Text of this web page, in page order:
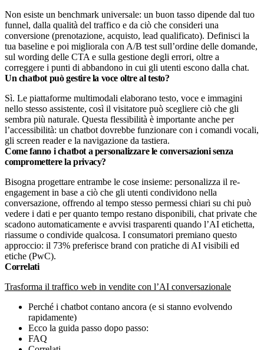
Non esiste un benchmark universale: un buon tasso dipende dal tuo
funnel, dalla qualità del traffico e da ciò che consideri una
conversione (prenotazione, acquisto, lead qualificato). Definisci la
tua baseline e poi migliorala con A/B test sull’ordine delle domande,
sul wording delle CTA e sulla gestione degli errori, oltre a
correggere i punti di abbandono in cui gli utenti escono dalla chat.
Un chatbot può gestire la voce oltre al testo?
Sì. Le piattaforme multimodali elaborano testo, voce e immagini
nello stesso assistente, così il visitatore può scegliere ciò che gli
sembra più naturale. Questa flessibilità è importante anche per
l’accessibilità: un chatbot dovrebbe funzionare con i comandi vocali,
gli screen reader e la navigazione da tastiera.
Come fanno i chatbot a personalizzare le conversazioni senza
compromettere la privacy?
Bisogna progettare entrambe le cose insieme: personalizza il re-
engagement in base a ciò che gli utenti condividono nella
conversazione, offrendo al tempo stesso permessi chiari su chi può
vedere i dati e per quanto tempo restano disponibili, chat private che
scadono automaticamente e avvisi trasparenti quando l’AI etichetta,
riassume o condivide qualcosa. I consumatori premiano questo
approccio: il 73% preferisce brand con pratiche di AI visibili ed
etiche (PwC).
Correlati
Trasforma il traffico web in vendite con l’AI conversazionale
Perché i chatbot contano ancora (e si stanno evolvendo
rapidamente)
Ecco la guida passo dopo passo:
FAQ